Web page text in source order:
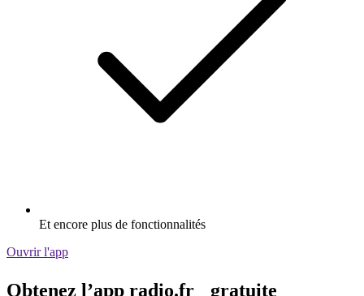
Et encore plus de fonctionnalités
Ouvrir l'app
Obtenez l’app radio.fr gratuite